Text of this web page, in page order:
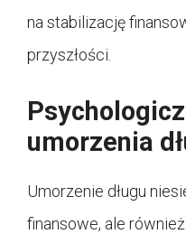
na stabilizację
przyszłości.
umorzenia
Umorzenie długu
finansowe, ale